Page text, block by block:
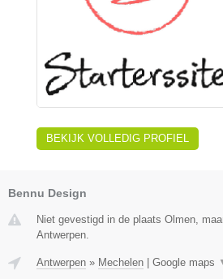
BEKIJK VOLLEDIG PROFIEL
Bennu Design
Niet gevestigd in de plaats Olmen,
Antwerpen.
Antwerpen » Mechelen Google maps